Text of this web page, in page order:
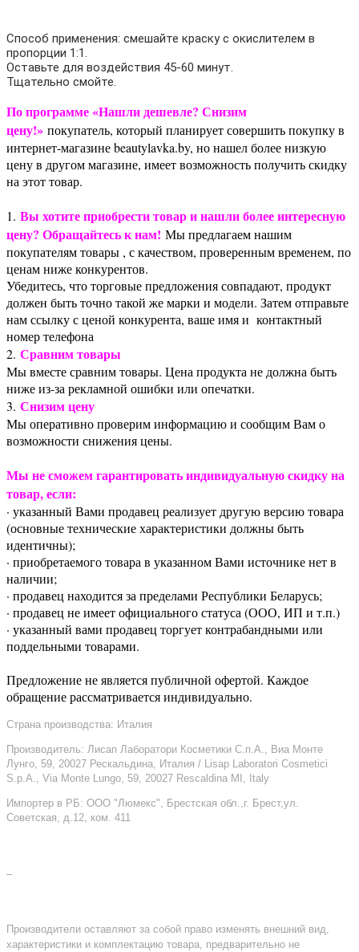
Способ применения: смешайте краску с окислителем в
пропорции 1:1.
Оставьте для воздействия 45-60 минут.
Тщательно смойте.
По программе «Нашли дешевле? Снизим
цену!» покупатель, который планирует совершить покупку в
интернет-магазине beautylavka.by, но нашел более низкую
цену в другом магазине, имеет возможность получить скидку
на этот товар.
1. Вы хотите приобрести товар и нашли более интересную
цену? Обращайтесь к нам! Мы предлагаем нашим
покупателям товары , с качеством, проверенным временем, по
ценам ниже конкурентов.
Убедитесь, что торговые предложения совпадают, продукт
должен быть точно такой же марки и модели. Затем отправьте
нам ссылку с ценой конкурента, ваше имя и контактный
номер телефона
2. Сравним товары
Мы вместе сравним товары. Цена продукта не должна быть
ниже из-за рекламной ошибки или опечатки.
3. Снизим цену
Мы оперативно проверим информацию и сообщим Вам о
возможности снижения цены.
Мы не сможем гарантировать индивидуальную скидку на
товар, если:
· указанный Вами продавец реализует другую версию товара
(основные технические характеристики должны быть
идентичны);
· приобретаемого товара в указанном Вами источнике нет в
наличии;
· продавец находится за пределами Республики Беларусь;
· продавец не имеет официального статуса (ООО, ИП и т.п.)
· указанный вами продавец торгует контрабандными или
поддельными товарами.
Предложение не является публичной офертой. Каждое
обращение рассматривается индивидуально.
Страна производства: Италия
Производитель: Лисап Лаборатори Косметики С.п.А., Виа Монте
Лунго, 59, 20027 Рескальдина, Италия / Lisap Laboratori Cosmetici
S.p.A., Via Monte Lungo, 59, 20027 Rescaldina MI, Italy
Импортер в РБ: ООО "Люмекс", Брестская обл.,г. Брест,ул.
Советская, д.12, ком. 411
–
Производители оставляют за собой право изменять внешний вид,
характеристики и комплектацию товара, предварительно не